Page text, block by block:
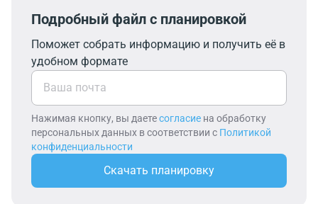
Подробный файл с планировкой
Поможет собрать информацию и получить её в
удобном формате
Нажимая кнопку, вы даетесогласие на обработку
персональных данных в соответствии с Политикой
конфиденциальности
Скачать планировку